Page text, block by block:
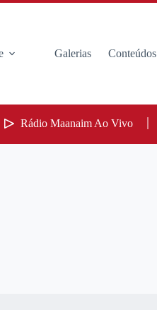
Galerias Conteúdos
Rádio Maanaim Ao Vivo